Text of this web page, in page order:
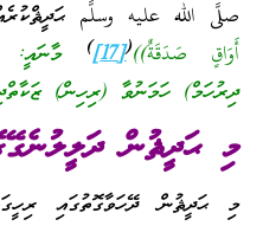
صلَّى الله عليه وسلَّم
أَوَاقٍ صَدَقَةٌ))(
[17]
)
ދިރުހަމް) ހަމަނުވާ (ރިހިން)
މި ޙަދީޘުން